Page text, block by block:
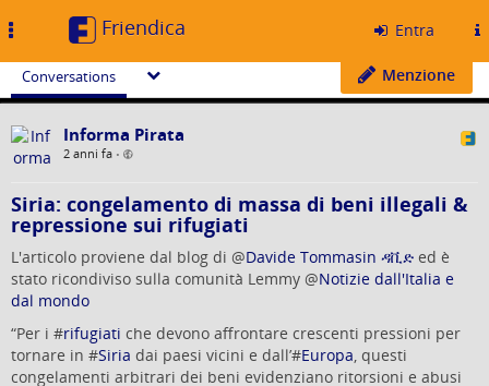
Friendica Entra
Conversations Menzione
Informa Pirata
2 anni fa •
Siria: congelamento di massa di beni illegali &
repressione sui rifugiati
L'articolo proviene dal blog di @Davide Tommasin ዳቪድ ed è
stato ricondiviso sulla comunità Lemmy @Notizie dall'Italia e
dal mondo
“Per i #rifugiati che devono affrontare crescenti pressioni per
tornare in #Siria dai paesi vicini e dall’#Europa, questi
congelamenti arbitrari dei beni evidenziano ritorsioni e abusi